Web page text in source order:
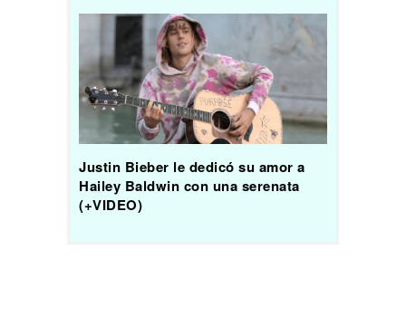
Justin Bieber le dedicó su amor a
Hailey Baldwin con una serenata
(+VIDEO)